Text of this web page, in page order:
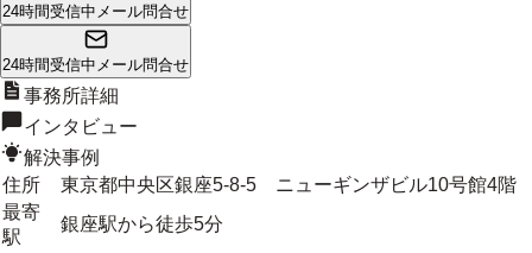
24時間受信中 メール問合せ
24時間受信中 メール問合せ
事務所詳細
インタビュー
解決事例
住所
東京都中央区銀座5-8-5 ニューギンザビル10号館4階
最寄
駅
銀座駅から徒歩5分